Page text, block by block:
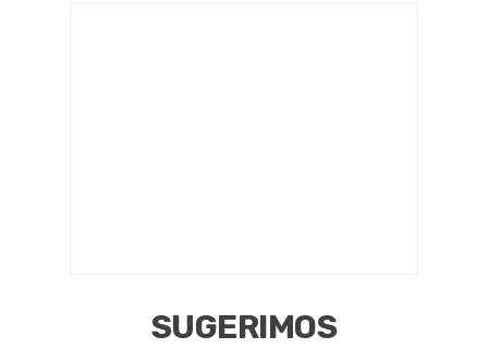
SUGERIMOS